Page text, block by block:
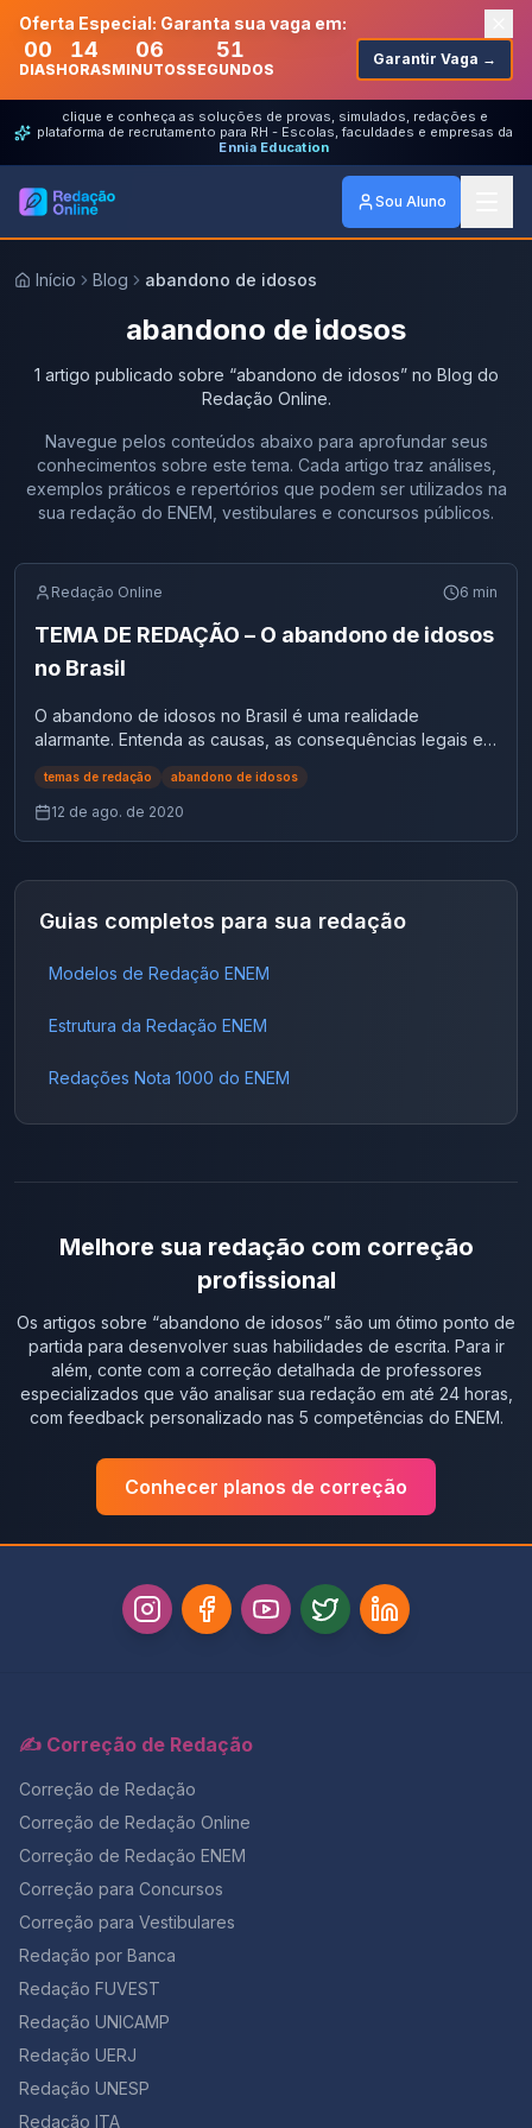
Oferta Especial: Garanta sua vaga em:
00
DIAS
14
HORAS
06
MINUTOS
51
SEGUNDOS
Garantir Vaga →
clique e conheça as soluções de provas, simulados, redações e
plataforma de recrutamento para RH - Escolas, faculdades e empresas da
Ennia Education
Sou Aluno
Início Blog abandono de idosos
abandono de idosos
1 artigo publicado sobre “abandono de idosos” no Blog do
Redação Online.
Navegue pelos conteúdos abaixo para aprofundar seus
conhecimentos sobre este tema. Cada artigo traz análises,
exemplos práticos e repertórios que podem ser utilizados na
sua redação do ENEM, vestibulares e concursos públicos.
Redação Online 6 min
TEMA DE REDAÇÃO – O abandono de idosos
no Brasil
O abandono de idosos no Brasil é uma realidade
alarmante. Entenda as causas, as consequências legais e
sociais, e como podemos combater essa triste situação.
Explore dados do IBGE e exemplos para sua
temas de redação abandono de idosos
12 de ago. de 2020
Guias completos para sua redação
Modelos de Redação ENEM
Estrutura da Redação ENEM
Redações Nota 1000 do ENEM
Melhore sua redação com correção
profissional
Os artigos sobre “abandono de idosos” são um ótimo ponto de
partida para desenvolver suas habilidades de escrita. Para ir
além, conte com a correção detalhada de professores
especializados que vão analisar sua redação em até 24 horas,
com feedback personalizado nas 5 competências do ENEM.
Conhecer planos de correção
✍️ Correção de Redação
Correção de Redação
Correção de Redação Online
Correção de Redação ENEM
Correção para Concursos
Correção para Vestibulares
Redação por Banca
Redação FUVEST
Redação UNICAMP
Redação UERJ
Redação UNESP
Redação ITA